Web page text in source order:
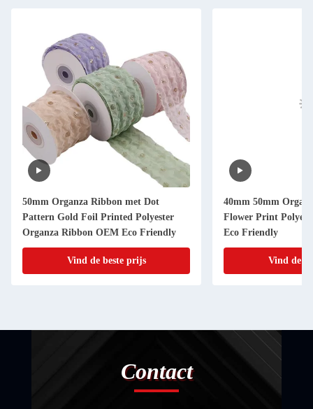
50mm Organza Ribbon met Dot
Pattern Gold Foil Printed Polyester
Organza Ribbon OEM Eco Friendly
Vind de beste prijs
40mm 50mm
Flower Print
Eco Friendly
Vind de
Contact